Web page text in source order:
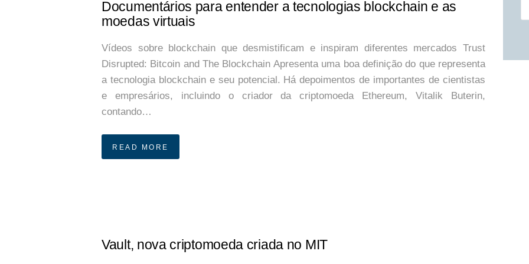
Documentários para entender a tecnologias blockchain e as
moedas virtuais
Vídeos sobre blockchain que desmistificam e inspiram diferentes mercados Trust
Disrupted: Bitcoin and The Blockchain Apresenta uma boa definição do que representa
a tecnologia blockchain e seu potencial. Há depoimentos de importantes de cientistas
e empresários, incluindo o criador da criptomoeda Ethereum, Vitalik Buterin,
contando…
READ MORE
Vault, nova criptomoeda criada no MIT